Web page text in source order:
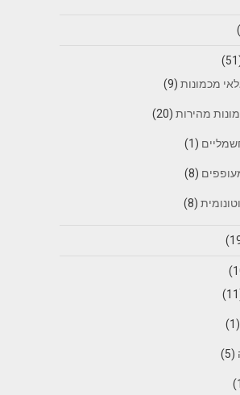
מכמונות(9)
מהירות(20)
(1)
(8)
(8)
(1)
(5)